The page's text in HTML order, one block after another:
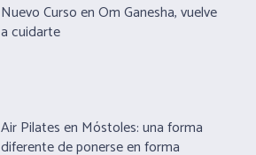
Nuevo Curso en Om Ganesha, vuelve
a cuidarte
Air Pilates en Móstoles: una forma
diferente de ponerse en forma